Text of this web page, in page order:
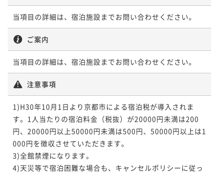
当項目の詳細は、宿泊施設までお問い合わせください。
ご案内
当項目の詳細は、宿泊施設までお問い合わせください。
注意事項
1)H30年10月1日より京都市による宿泊税が導入されま
す。1人当たりの宿泊料金（税抜）が20000円未満は200
円、20000円以上50000円未満は500円、50000円以上は1
000円を徴収させていただきます。
3)全館禁煙になります。
4)天災等で宿泊困難な場合も、キャンセルポリシーに従っ